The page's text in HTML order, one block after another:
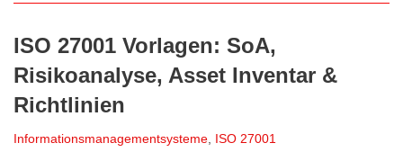
ISO 27001 Vorlagen: SoA,
Risikoanalyse, Asset Inventar &
Richtlinien
Informationsmanagementsysteme, ISO 27001